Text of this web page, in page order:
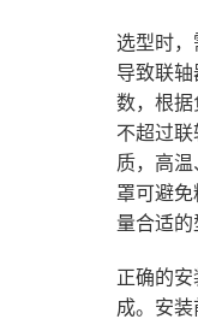
选型时
导致联
数，根据
不超过
质，高
罩可避
量合适的
正确的
成。安